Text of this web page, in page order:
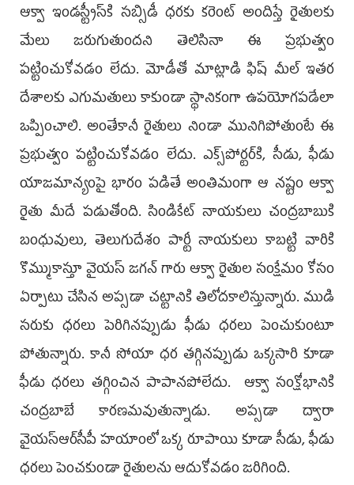
ఆక్వా ఇండ‌స్ట్రీస్‌కి స‌బ్సిడీ ధ‌ర‌కు క‌రెంట్ అందిస్తే రైతుల‌కు
మేలు జరుగుతుంద‌ని తెలిసినా ఈ ప్ర‌భుత్వం
ప‌ట్టించుకోవ‌డం లేదు. మోడీతో మాట్లాడి ఫిష్ మీల్ ఇత‌ర
దేశాల‌కు ఎగుమ‌తులు కాకుండా స్థానికంగా ఉప‌యోగ‌ప‌డేలా
ఒప్పించాలి. అంతేకానీ రైతులు నిండా మునిగిపోతుంటే ఈ
ప్ర‌భుత్వం ప‌ట్టించుకోవ‌డం లేదు. ఎక్స్‌పోర్ట‌ర్‌కి, సీడు, ఫీడు
యాజ‌మాన్యంపై భారం ప‌డితే అంతిమంగా ఆ న‌ష్టం ఆక్వా
రైతు మీదే ప‌డుతోంది. సిండికేట్ నాయ‌కులు చంద్ర‌బాబుకి
బంధువులు, తెలుగుదేశం పార్టీ నాయ‌కులు కాబ‌ట్టి వారికి
కొమ్ముకాస్తూ వైయ‌స్ జ‌గ‌న్ గారు ఆక్వా రైతుల సంక్షేమం కోసం
ఏర్పాటు చేసిన అప్స‌డా చ‌ట్టానికి తిలోద‌కాలిస్తున్నారు. ముడి
స‌రుకు ధ‌ర‌లు పెరిగిన‌ప్పుడు ఫీడు ధ‌ర‌లు పెంచుకుంటూ
పోతున్నారు. కానీ సోయా ధ‌ర త‌గ్గినప్పుడు ఒక్కసారి కూడా
ఫీడు ధ‌ర‌లు త‌గ్గించిన పాపాన‌పోలేదు. ఆక్వా సంక్షోభానికి
చంద్ర‌బాబే కార‌ణ‌మ‌వుతున్నాడు. అప్స‌డా ద్వారా
వైయ‌స్ఆర్‌సీపీ హ‌యాంలో ఒక్క రూపాయి కూడా సీడు, ఫీడు
ధ‌ర‌లు పెంచ‌కుండా రైతుల‌ను ఆదుకోవ‌డం జ‌రిగింది.